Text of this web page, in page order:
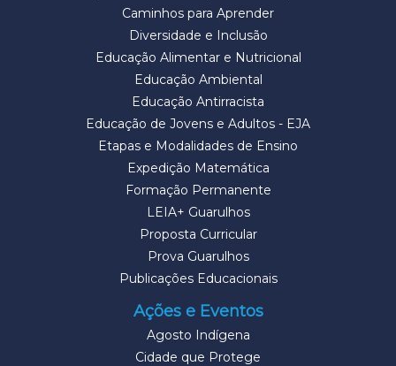
Caminhos para Aprender
Diversidade e Inclusão
Educação Alimentar e Nutricional
Educação Ambiental
Educação Antirracista
Educação de Jovens e Adultos - EJA
Etapas e Modalidades de Ensino
Expedição Matemática
Formação Permanente
LEIA+ Guarulhos
Proposta Curricular
Prova Guarulhos
Publicações Educacionais
Ações e Eventos
Agosto Indígena
Cidade que Protege